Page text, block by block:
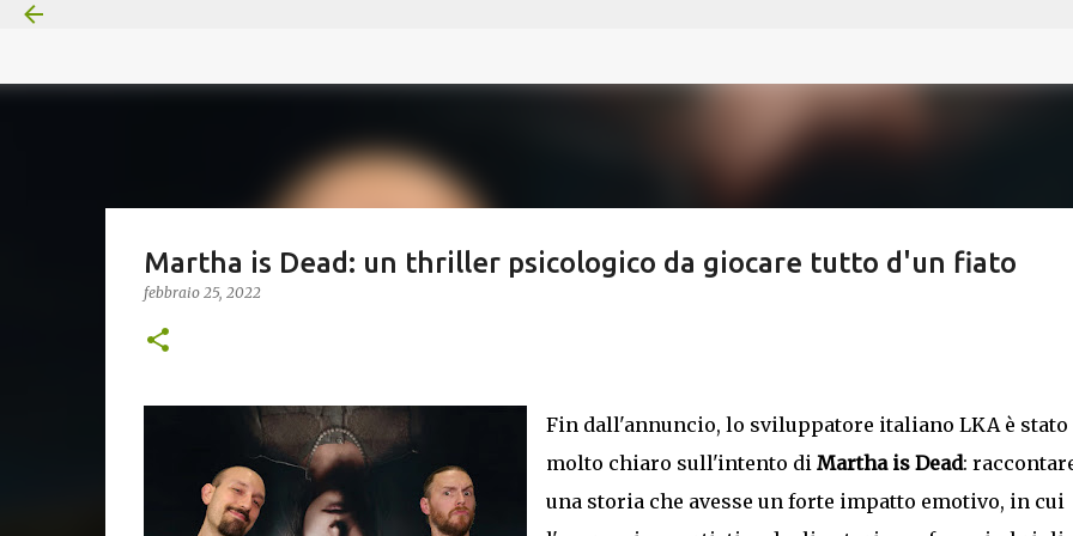
Martha is Dead: un thriller psicologico da giocare tutto d'un fiato
febbraio 25, 2022
Fin dall'annuncio, lo sviluppatore italiano LKA è stato
molto chiaro sull'intento di Martha is Dead:
una storia che avesse un forte impatto emotivo, in cui